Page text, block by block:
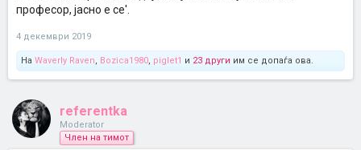
професор, јасно е се'.
4 декември 2019
На Waverly Raven, Bozica1980, piglet1 и 23 други им се допаѓа ова.
referentka
Moderator
Член на тимот